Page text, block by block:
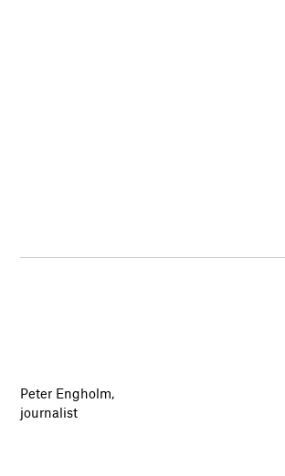
Peter Engholm,
journalist